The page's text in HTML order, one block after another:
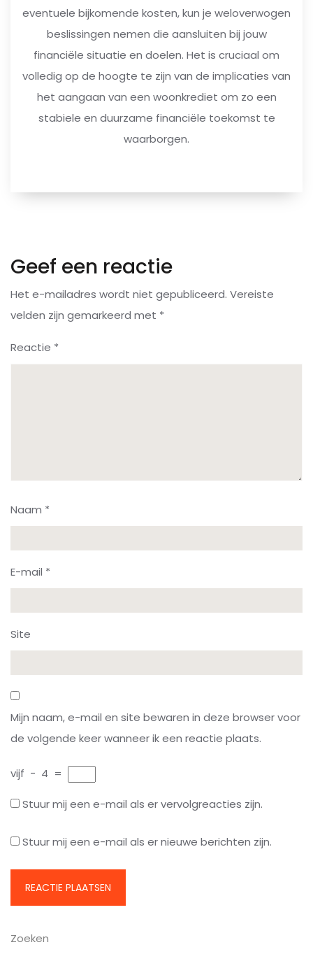
eventuele bijkomende kosten, kun je weloverwogen
beslissingen nemen die aansluiten bij jouw
financiële situatie en doelen. Het is cruciaal om
volledig op de hoogte te zijn van de implicaties van
het aangaan van een woonkrediet om zo een
stabiele en duurzame financiële toekomst te
waarborgen.
Geef een reactie
Het e-mailadres wordt niet gepubliceerd. Vereiste
velden zijn gemarkeerd met *
Reactie *
Naam *
E-mail *
Site
Mijn naam, e-mail en site bewaren in deze browser voor
de volgende keer wanneer ik een reactie plaats.
vijf − 4 =
Stuur mij een e-mail als er vervolgreacties zijn.
Stuur mij een e-mail als er nieuwe berichten zijn.
Zoeken